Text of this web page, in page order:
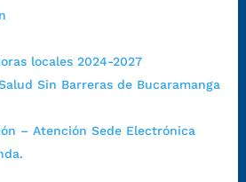
locales 2024-2027
Sin Barreras de Bucaramanga
– Atención Sede Electrónica